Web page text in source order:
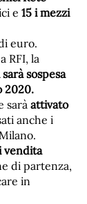
e 15 i mezzi
euro.
RFI, la
sospesa
2020.
sarà attivato
anche i
vendita
di partenza,
in